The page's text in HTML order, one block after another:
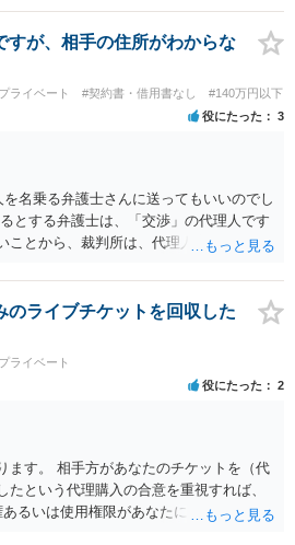
任意に返金する意思がないものと判断
円及びこれに対する遅延損害金の支払い
その他必要な法的手続を直ちに講じま
すので、あらかじめ申し添えます。 本件
たことによって生じた返還義務の履行を
殿の仕入先との取引関係や返金時期など
還義務の発生や履行時期には何ら影響を
これ以上、本件の解決を不必要に遅延さ
速やかに返金手続を履行されるよう、強
すが、相手の住所がわからな
ライベート #契約書・借用書なし #140万円以下
役にたった 3
名乗る弁護士さんに送ってもいいのでし
とする弁護士は、「交渉」の代理人です
ことから、裁判所は、代理人宛ての訴状
）の住所で訴状を作成提出し、裁判所に
らせると（訴状の記載内容から明らかな
人弁護士に事前連絡し、引き続き訴訟も
受任の意志が明らかになったところで、
、代理人に訴状の受領を促すこともあ
しか証拠がないと、実際の本人性が明ら
弁護士（２０万円の請求で代理人弁護士
が）も住所は明らかにしないでしょ
込先などの情報）から、相手の住所等の
いように思えます。 以上、ご参考まで。
のライブチケットを回収した
ライベート
役にたった 2
ます。 相手方があなたのチケットを（代
という代理購入の合意を重視すれば、
るいは使用権限があなたにあり、チケッ